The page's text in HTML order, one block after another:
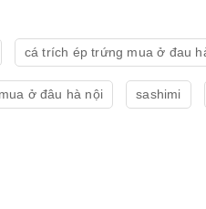
cá trích ép trứng mua ở đau
ở đâu hà nội sashimi